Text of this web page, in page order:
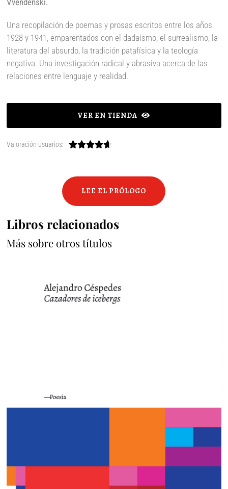
Una recopilación de poemas y prosas escritos entre los años
1928 y 1941, emparentados con el dadaísmo, el surrealismo, la
literatura del absurdo, la tradición patafísica y la teología
negativa. Una investigación radical y abrasiva acerca de las
relaciones entre lenguaje y realidad.
VER EN TIENDA
Valoración usuarios: 
LEE EL PRÓLOGO
Libros relacionados
Más sobre otros títulos